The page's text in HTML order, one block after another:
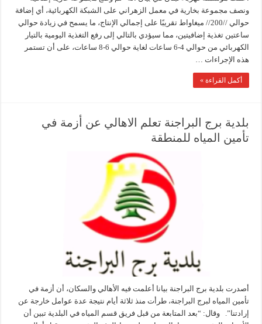
ونصف مجموعة بخارية في معمل الزهراني على الشبكة الكهربائية، أي إضافة
حوالي //200// ميغاواط تقريبًا على إجمالي الإنتاج، ما يسمح في زيادة حوالي
ساعتين تغذية إضافيتين، مما سيؤدي بالتالي إلى رفع التغذية اليومية بالتيار
الكهربائي من حوالي 4-6 ساعات لغاية حوالي 6-8 ساعات، على أن تستمر
هذه الإجراءات …
أكمل القراءة »
بلدية برج البراجنة تعلم الاهالي عن أزمة في
تأمين المياه للمنطقة
أصدرت بلدية برج البراجنة بيانا أعلمت فيه الأهالي والسكان، أن أزمة في
تأمين المياه لبرج البراجنة، طرأت منذ ثلاثة أيام نتيجة عدة عوامل خارجة عن
إرادتنا”. وقال: “بعد المتابعة من قبل فريق قسم المياه في البلدية تبين أن